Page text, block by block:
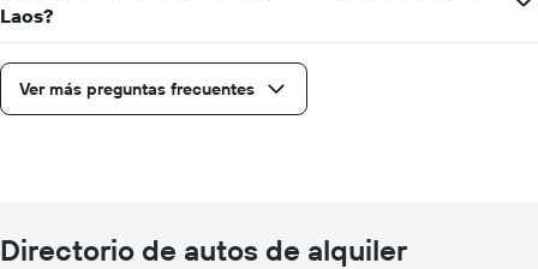
Laos?
Ver más preguntas frecuentes
Directorio de autos de alquiler